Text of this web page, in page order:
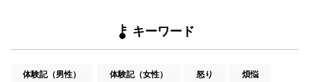
キーワード
体験記（男性） 体験記（女性） 怒り 煩悩